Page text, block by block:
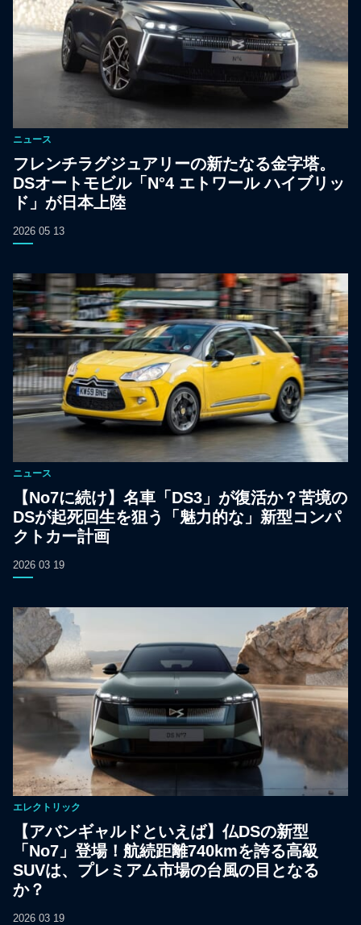
ニュース
フレンチラグジュアリーの新たなる金字塔。
DSオートモビル「N°4 エトワール ハイブリッ
ド」が日本上陸
2026 05 13
ニュース
【No7に続け】名車「DS3」が復活か？苦境の
DSが起死回生を狙う「魅力的な」新型コンパ
クトカー計画
2026 03 19
エレクトリック
【アバンギャルドといえば】仏DSの新型
「No7」登場！航続距離740kmを誇る高級
SUVは、プレミアム市場の台風の目となる
か？
2026 03 19